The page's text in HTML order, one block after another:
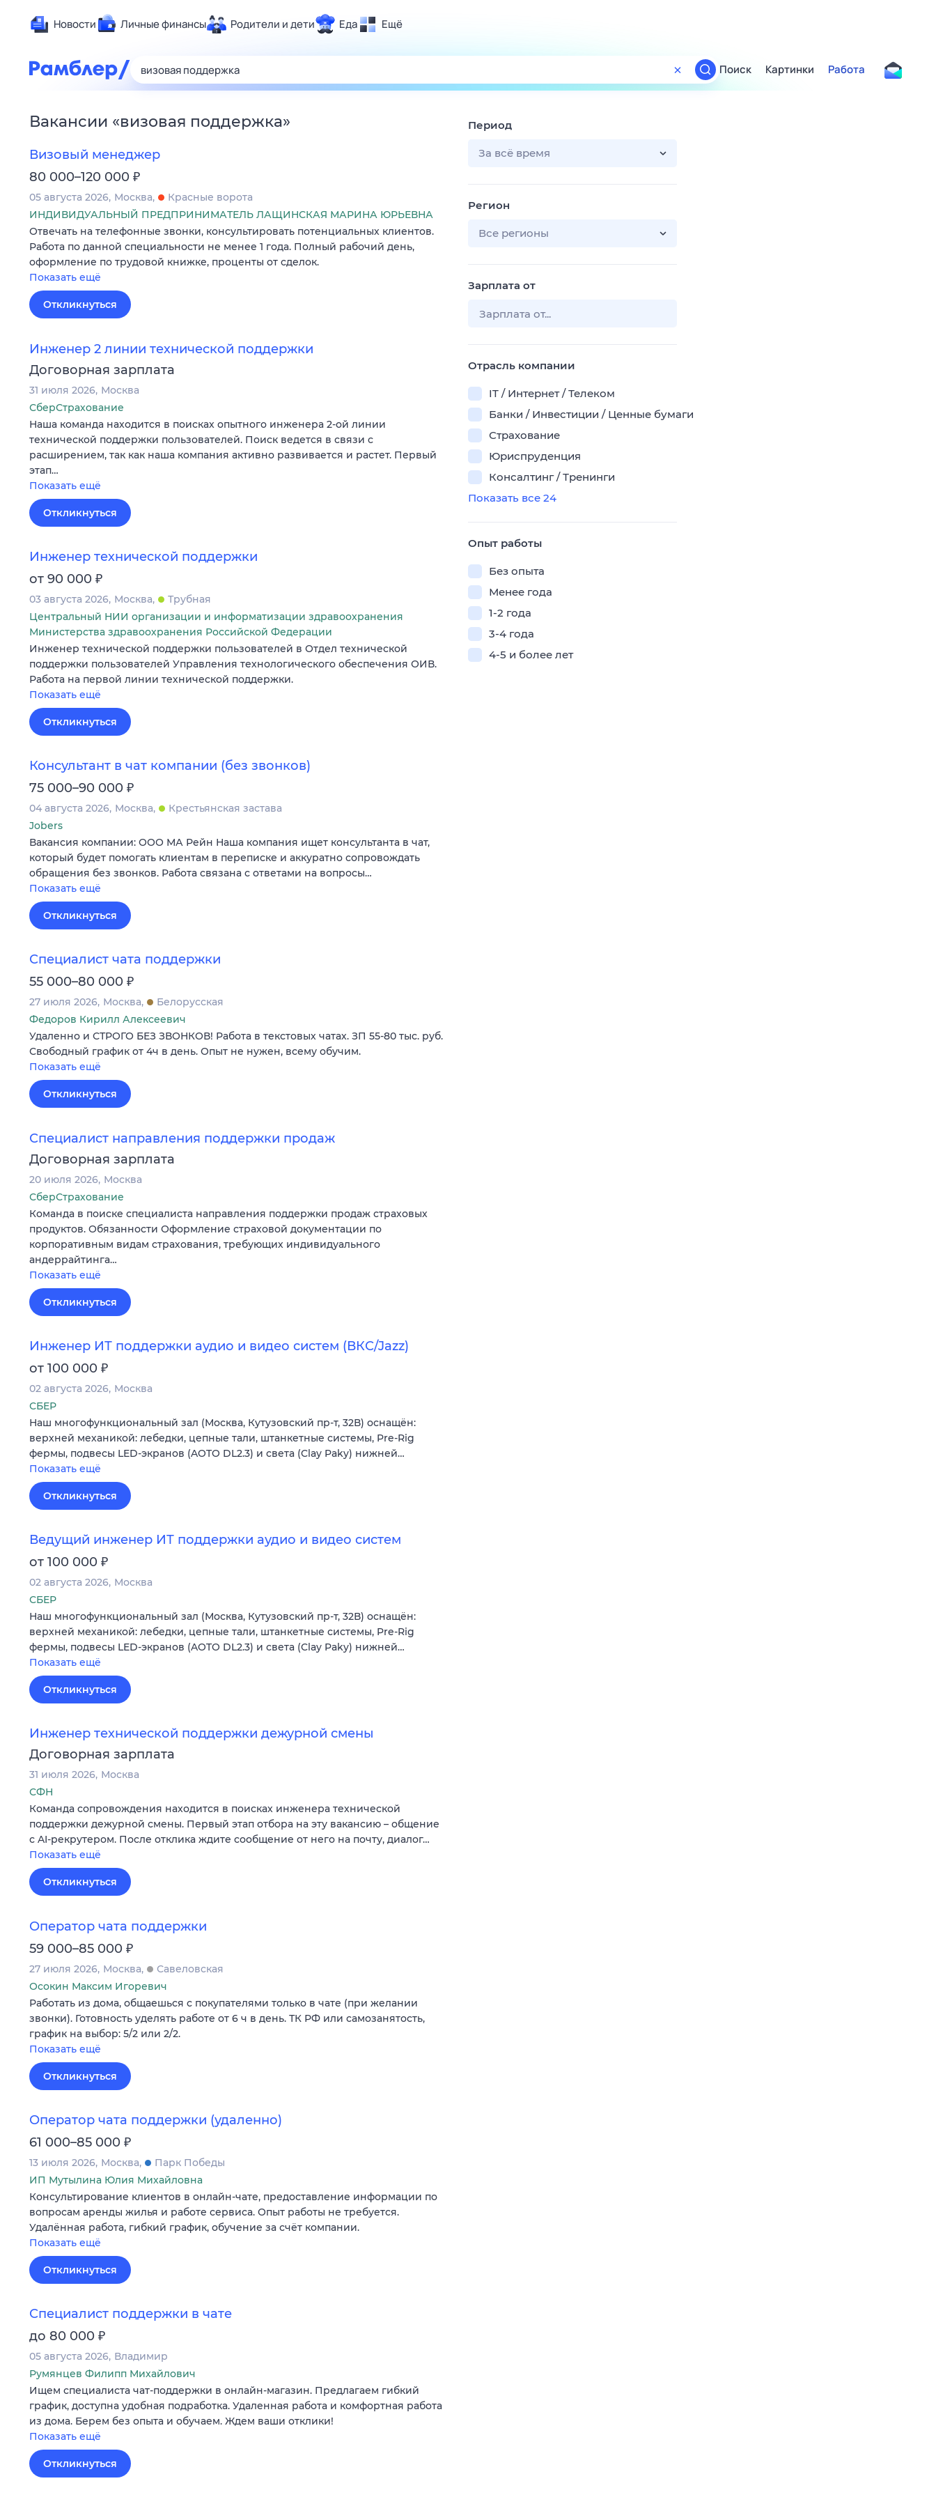
Новости Личные финансы Родители и дети Еда Ещё
Развлечения и отдых
Спорт
Жизненные ситуации
Сберегаем вместе
Гороскопы
Поиск
ТВ-программа
Поиск Картинки Работа
Вакансии «визовая поддержка»
Визовый менеджер
80 000–120 000 ₽
05 августа 2026 Москва
Красные ворота
ИНДИВИДУАЛЬНЫЙ ПРЕДПРИНИМАТЕЛЬ ЛАЩИНСКАЯ МАРИНА ЮРЬЕВНА
Отвечать на телефонные звонки, консультировать потенциальных клиентов.
Работа по данной специальности не менее 1 года. Полный рабочий день,
оформление по трудовой книжке, проценты от сделок.
Показать ещё
Откликнуться
Инженер 2 линии технической поддержки
Договорная зарплата
31 июля 2026 Москва
СберСтрахование
Наша команда находится в поисках опытного инженера 2-ой линии
технической поддержки пользователей. Поиск ведется в связи с
расширением, так как наша компания активно развивается и растет. Первый
этап…
Показать ещё
Откликнуться
Инженер технической поддержки
от 90 000 ₽
03 августа 2026 Москва
Трубная
Центральный НИИ организации и информатизации здравоохранения
Министерства здравоохранения Российской Федерации
Инженер технической поддержки пользователей в Отдел технической
поддержки пользователей Управления технологического обеспечения ОИВ.
Работа на первой линии технической поддержки.
Показать ещё
Откликнуться
Консультант в чат компании (без звонков)
75 000–90 000 ₽
04 августа 2026 Москва
Крестьянская застава
Jobers
Вакансия компании: ООО МА Рейн Наша компания ищет консультанта в чат,
который будет помогать клиентам в переписке и аккуратно сопровождать
обращения без звонков. Работа связана с ответами на вопросы…
Показать ещё
Откликнуться
Специалист чата поддержки
55 000–80 000 ₽
27 июля 2026 Москва
Белорусская
Федоров Кирилл Алексеевич
Удаленно и СТРОГО БЕЗ ЗВОНКОВ! Работа в текстовых чатах. ЗП 55-80 тыс. руб.
Свободный график от 4ч в день. Опыт не нужен, всему обучим.
Показать ещё
Откликнуться
Специалист направления поддержки продаж
Договорная зарплата
20 июля 2026 Москва
СберСтрахование
Команда в поиске специалиста направления поддержки продаж страховых
продуктов. Обязанности Оформление страховой документации по
корпоративным видам страхования, требующих индивидуального
андеррайтинга…
Показать ещё
Откликнуться
Инженер ИТ поддержки аудио и видео систем (ВКС/Jazz)
от 100 000 ₽
02 августа 2026 Москва
СБЕР
Наш многофункциональный зал (Москва, Кутузовский пр-т, 32В) оснащён:
верхней механикой: лебедки, цепные тали, штанкетные системы, Pre-Rig
фермы, подвесы LED-экранов (AOTO DL2.3) и света (Clay Paky) нижней…
Показать ещё
Откликнуться
Ведущий инженер ИТ поддержки аудио и видео систем
от 100 000 ₽
02 августа 2026 Москва
СБЕР
Наш многофункциональный зал (Москва, Кутузовский пр-т, 32В) оснащён:
верхней механикой: лебедки, цепные тали, штанкетные системы, Pre-Rig
фермы, подвесы LED-экранов (AOTO DL2.3) и света (Clay Paky) нижней…
Показать ещё
Откликнуться
Инженер технической поддержки дежурной смены
Договорная зарплата
31 июля 2026 Москва
СФН
Команда сопровождения находится в поисках инженера технической
поддержки дежурной смены. Первый этап отбора на эту вакансию – общение
с AI-рекрутером. После отклика ждите сообщение от него на почту, диалог…
Показать ещё
Откликнуться
Оператор чата поддержки
59 000–85 000 ₽
27 июля 2026 Москва
Савеловская
Осокин Максим Игоревич
Работать из дома, общаешься с покупателями только в чате (при желании
звонки). Готовность уделять работе от 6 ч в день. ТК РФ или самозанятость,
график на выбор: 5/2 или 2/2.
Показать ещё
Откликнуться
Оператор чата поддержки (удаленно)
61 000–85 000 ₽
13 июля 2026 Москва
Парк Победы
ИП Мутылина Юлия Михайловна
Консультирование клиентов в онлайн-чате, предоставление информации по
вопросам аренды жилья и работе сервиса. Опыт работы не требуется.
Удалённая работа, гибкий график, обучение за счёт компании.
Показать ещё
Откликнуться
Специалист поддержки в чате
до 80 000 ₽
05 августа 2026 Владимир
Румянцев Филипп Михайлович
Ищем специалиста чат-поддержки в онлайн-магазин. Предлагаем гибкий
график, доступна удобная подработка. Удаленная работа и комфортная работа
из дома. Берем без опыта и обучаем. Ждем ваши отклики!
Показать ещё
Откликнуться
Период
За всё время
Регион
Все регионы
Зарплата от
Отрасль компании
IT / Интернет / Телеком
Банки / Инвестиции / Ценные бумаги
Страхование
Юриспруденция
Консалтинг / Тренинги
Показать все 24
Опыт работы
Без опыта
Менее года
1-2 года
3-4 года
4-5 и более лет